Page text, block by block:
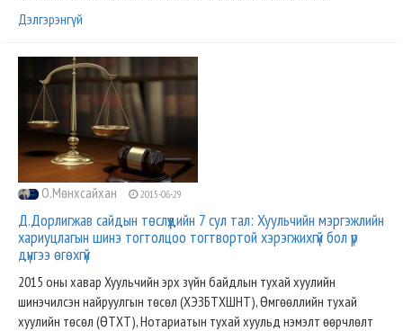
Дэлгэрэнгүй
О.Мөнхсайхан 2015-06-29
Д.Дорлигжав сайдын төслүүдийн 7 сул тал: Хуульчийн мэргэжлийн
хариуцлагын шинэ тогтолцоо тогтвортой хэрэгжихгүй бол үр
дүнгээ өгөхгүй
2015 оны хавар Хуульчийн эрх зүйн байдлын тухай хуулийн
шинэчилсэн найруулгын төсөл (ХЭЗБТХШНТ), Өмгөөллийн тухай
хуулийн төсөл (ӨТХТ), Нотариатын тухай хуульд нэмэлт өөрчлөлт